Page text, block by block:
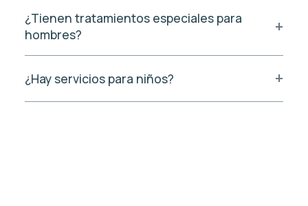
¿Tienen tratamientos especiales para
hombres?
¿Hay servicios para niños?